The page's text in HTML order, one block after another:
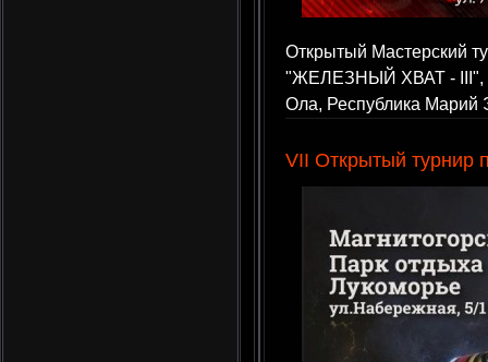
Открытый Мастерский
"ЖЕЛЕЗНЫЙ ХВАТ - III",
Ола, Республика Марий
VII Открытый турнир